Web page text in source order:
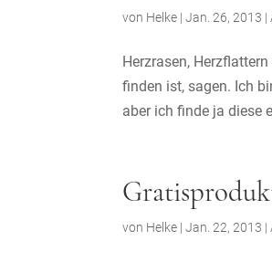
von Helke |Jan. 26, 2013 |
Herzrasen,
finden ist, sagen. Ich
aber ich finde ja diese
von Helke |Jan. 22, 2013 |